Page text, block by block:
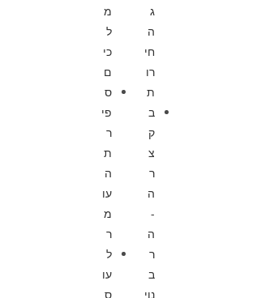
ג
ה
חי
רו
ת
ב
ק
צ
ר
ה
-
ה
ר
ב
נוי
מ
ל
כי
ם
ס
פי
ר
ת
ה
עו
מ
ר
ל
עו
ס